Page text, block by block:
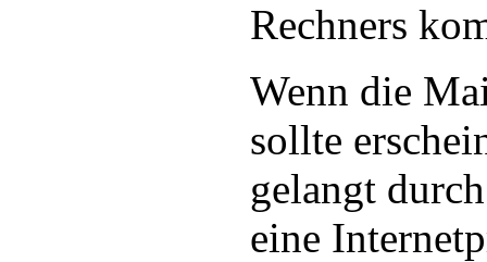
Rechners
Wenn die
sollte
gelangt
eine